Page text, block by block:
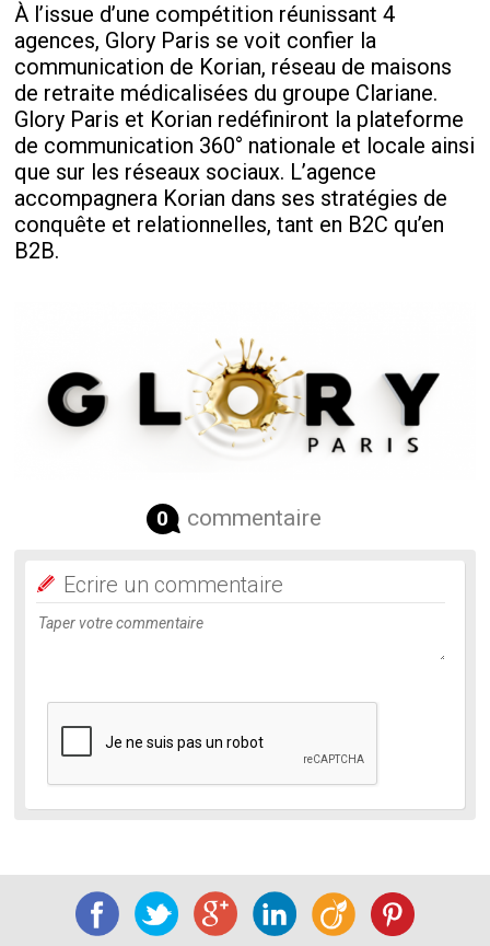
À l’issue d’une compétition réunissant 4
agences, Glory Paris se voit confier la
communication de Korian, réseau de maisons
de retraite médicalisées du groupe Clariane.
Glory Paris et Korian redéfiniront la plateforme
de communication 360° nationale et locale ainsi
que sur les réseaux sociaux. L’agence
accompagnera Korian dans ses stratégies de
conquête et relationnelles, tant en B2C qu’en
B2B.
0 commentaire
Ecrire un commentaire